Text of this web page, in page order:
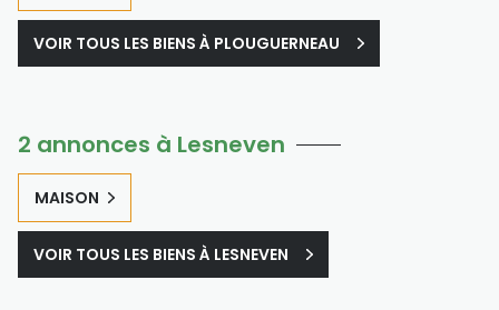
VOIR TOUS LES BIENS À PLOUGUERNEAU
2 annonces à Lesneven
MAISON
VOIR TOUS LES BIENS À LESNEVEN